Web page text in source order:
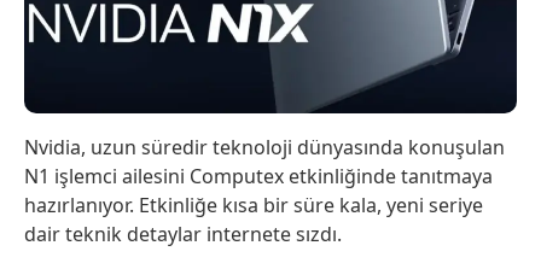
Nvidia, uzun süredir teknoloji dünyasında konuşulan
N1 işlemci ailesini Computex etkinliğinde tanıtmaya
hazırlanıyor. Etkinliğe kısa bir süre kala, yeni seriye
dair teknik detaylar internete sızdı.